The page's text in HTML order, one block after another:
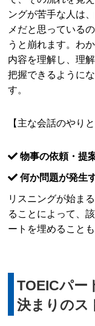
ングが苦手な人は
メだと思っている
うと崩れます。わ
内容を理解し、理
把握できるように
す。
【主な会話のやりと
物事の依頼・提
何か問題が発生
リスニングが始ま
ることによって、
ートを埋めることも
TOEICパー
決まりのス